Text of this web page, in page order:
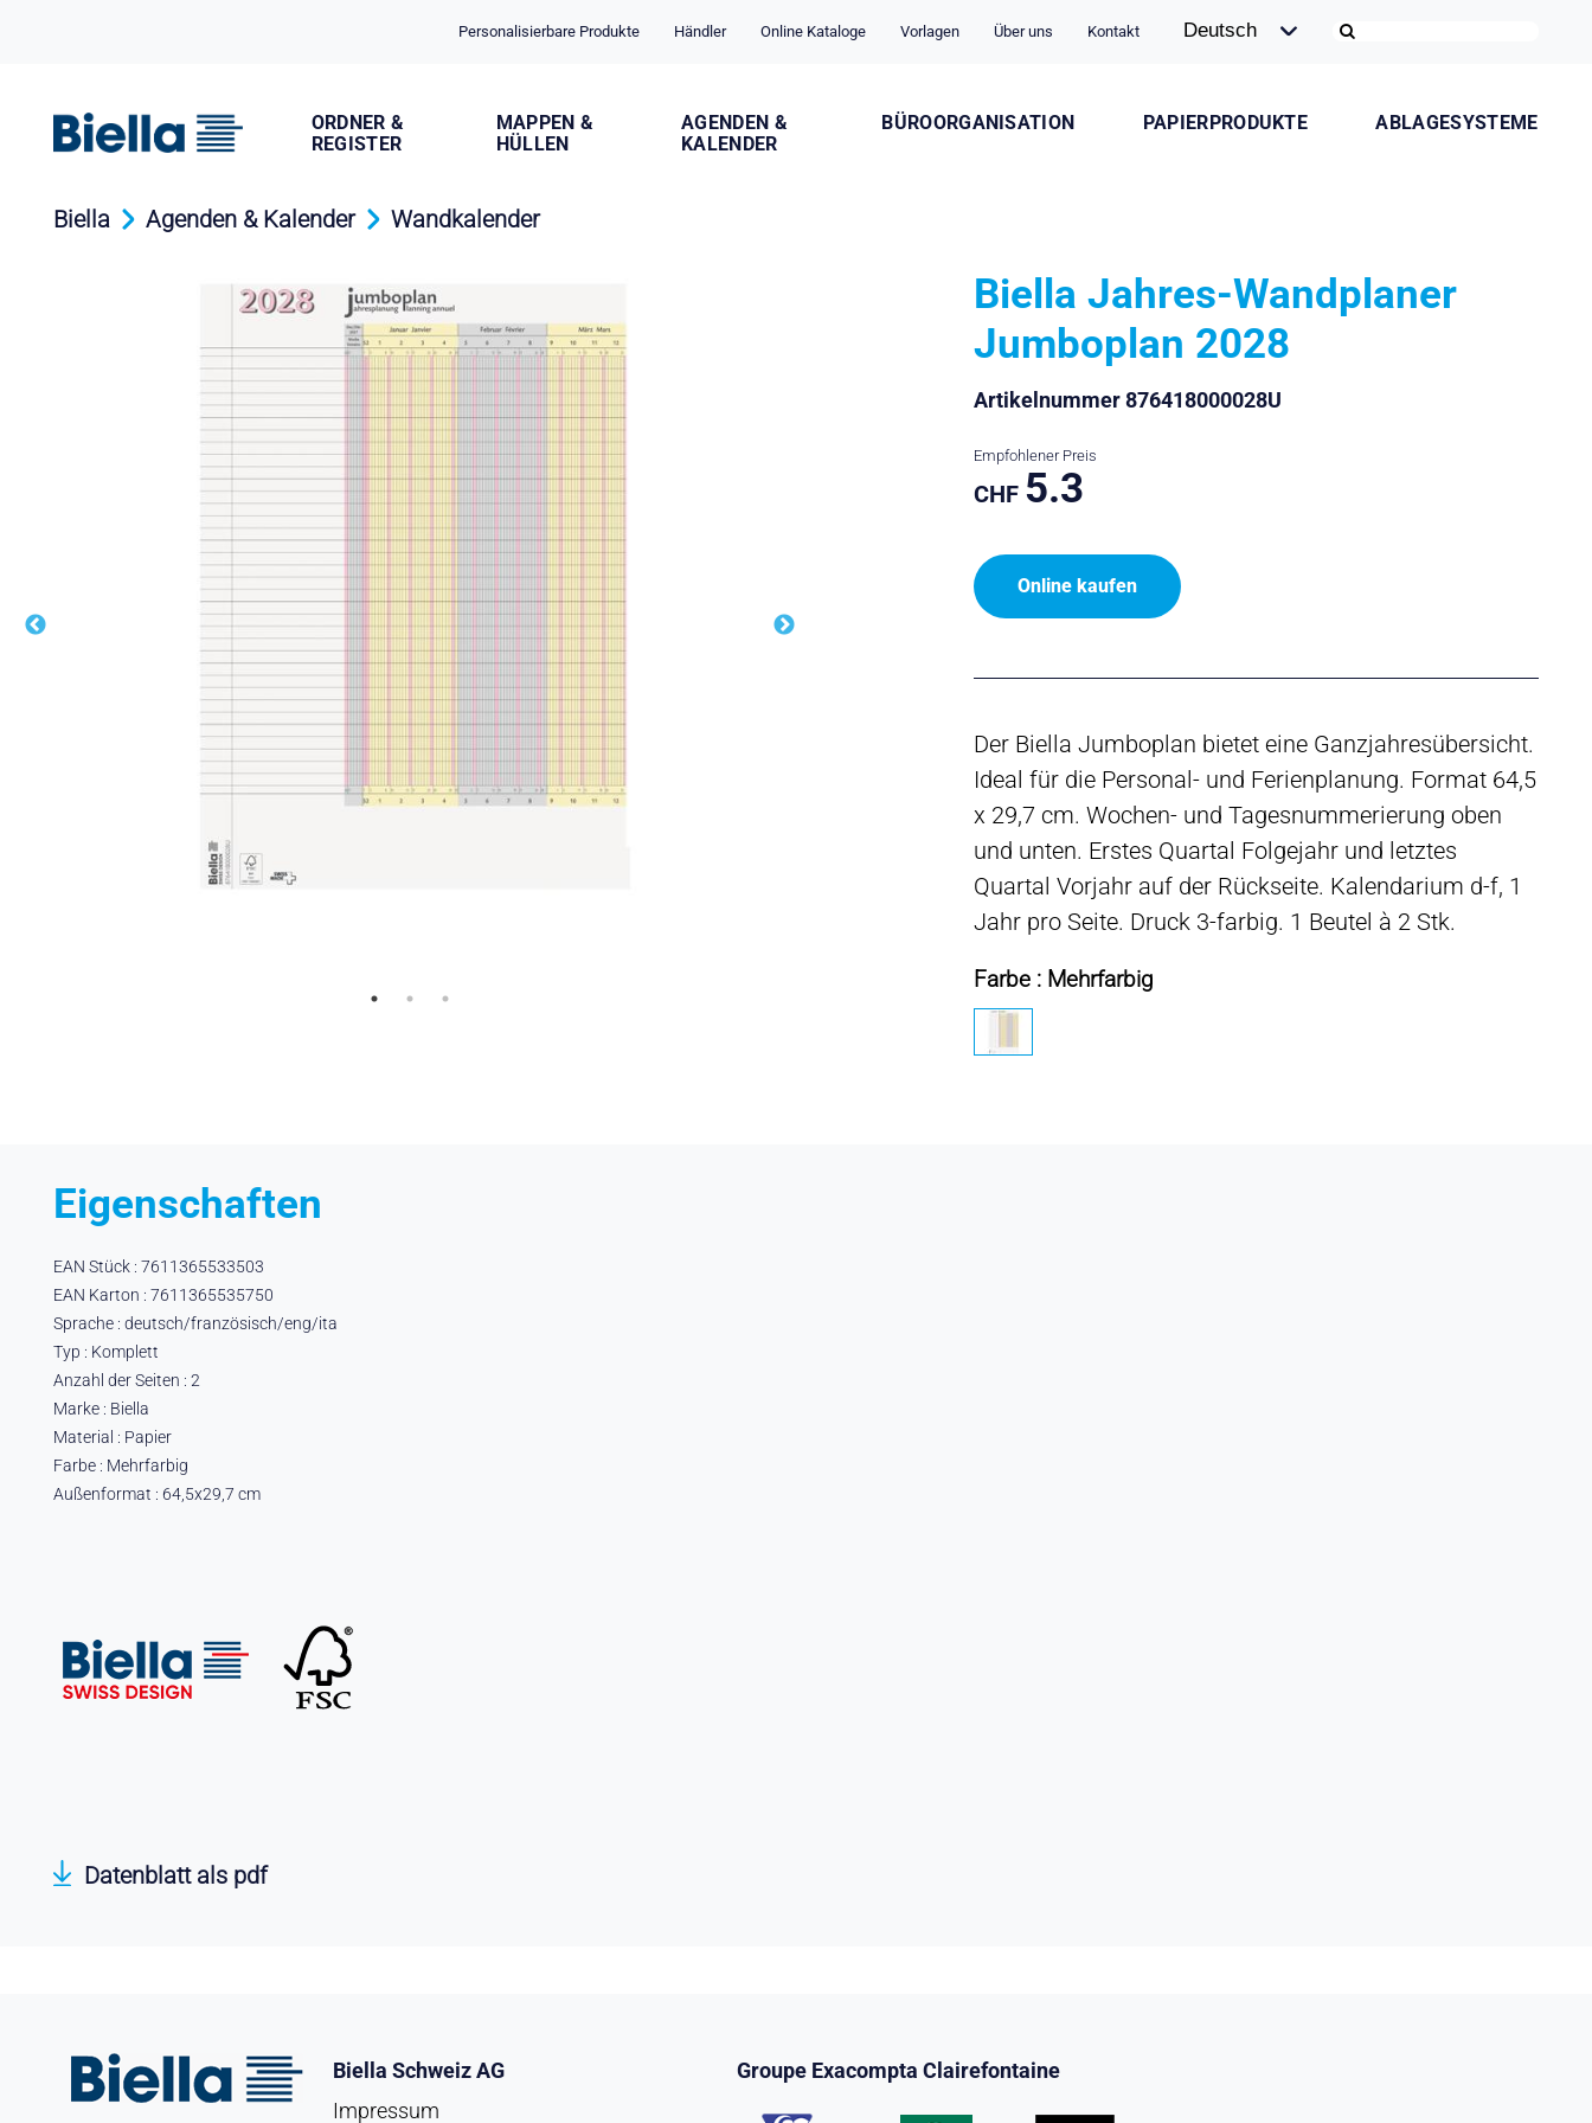
Personalisierbare Produkte Händler Online Kataloge Vorlagen Über uns Kontakt
PAPIERPRODUKTE ABLAGESYSTEME
BÜROORGANISATION
ORDNER &
REGISTER
MAPPEN &
HÜLLEN
AGENDEN &
KALENDER
Biella Agenden & Kalender Wandkalender
Biella Jahres-Wandplaner
Jumboplan 2028
Artikelnummer 876418000028U
Empfohlener Preis
CHF 5.3
Online kaufen
Der Biella Jumboplan bietet eine Ganzjahresübersicht.
Ideal für die Personal- und Ferienplanung. Format 64,5
x 29,7 cm. Wochen- und Tagesnummerierung oben
und unten. Erstes Quartal Folgejahr und letztes
Quartal Vorjahr auf der Rückseite. Kalendarium d-f, 1
Jahr pro Seite. Druck 3-farbig. 1 Beutel à 2 Stk.
Farbe : Mehrfarbig
Eigenschaften
EAN Stück : 7611365533503
EAN Karton : 7611365535750
Sprache : deutsch/französisch/eng/ita
Typ : Komplett
Anzahl der Seiten : 2
Marke : Biella
Material : Papier
Farbe : Mehrfarbig
Außenformat : 64,5x29,7 cm
Datenblatt als pdf
Biella Schweiz AG
Impressum
Groupe Exacompta Clairefontaine